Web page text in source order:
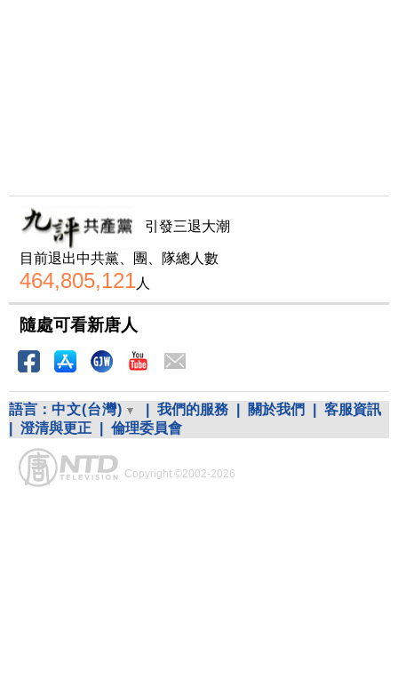
引發三退大潮
目前退出中共黨、團、隊總人數
464,805,121人
隨處可看新唐人
語言： 中文(台灣) 我們的服務 關於我們
客服資訊
澄清與更正 倫理委員會
Copyright ©2002-2026